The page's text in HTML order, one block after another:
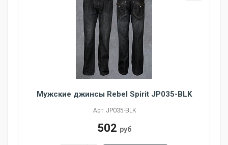
Мужские джинсы Rebel Spirit JP035-BLK
Арт: JP035-BLK
502 руб